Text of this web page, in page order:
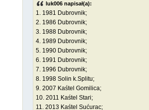
luk006 napisał(a):
1. 1981 Dubrovnik;
2. 1986 Dubrovnik;
3. 1988 Dubrovnik;
4. 1989 Dubrovnik;
5. 1990 Dubrovnik;
6. 1991 Dubrovnik;
7. 1996 Dubrovnik;
8. 1998 Solin k.Splitu;
9. 2007 Kaśtel Gomilica;
10. 2011 Kaśtel Stari;
11. 2013 Kaśtel Sućurac;